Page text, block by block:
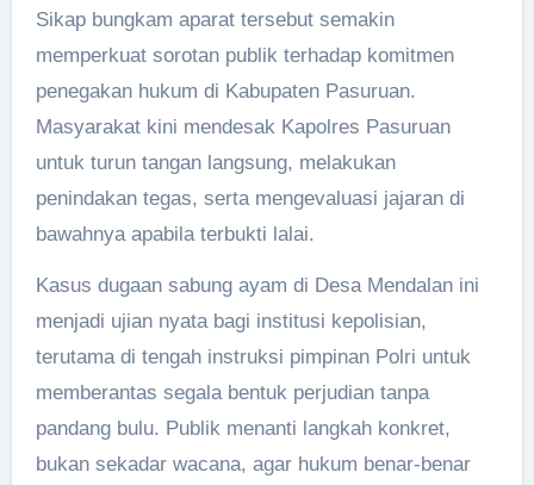
Sikap bungkam aparat tersebut semakin
memperkuat sorotan publik terhadap komitmen
penegakan hukum di Kabupaten Pasuruan.
Masyarakat kini mendesak Kapolres Pasuruan
untuk turun tangan langsung, melakukan
penindakan tegas, serta mengevaluasi jajaran di
bawahnya apabila terbukti lalai.
Kasus dugaan sabung ayam di Desa Mendalan ini
menjadi ujian nyata bagi institusi kepolisian,
terutama di tengah instruksi pimpinan Polri untuk
memberantas segala bentuk perjudian tanpa
pandang bulu. Publik menanti langkah konkret,
bukan sekadar wacana, agar hukum benar-benar